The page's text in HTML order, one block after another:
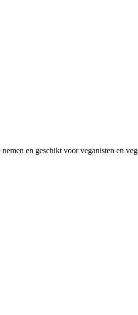
en geschikt voor veganisten en